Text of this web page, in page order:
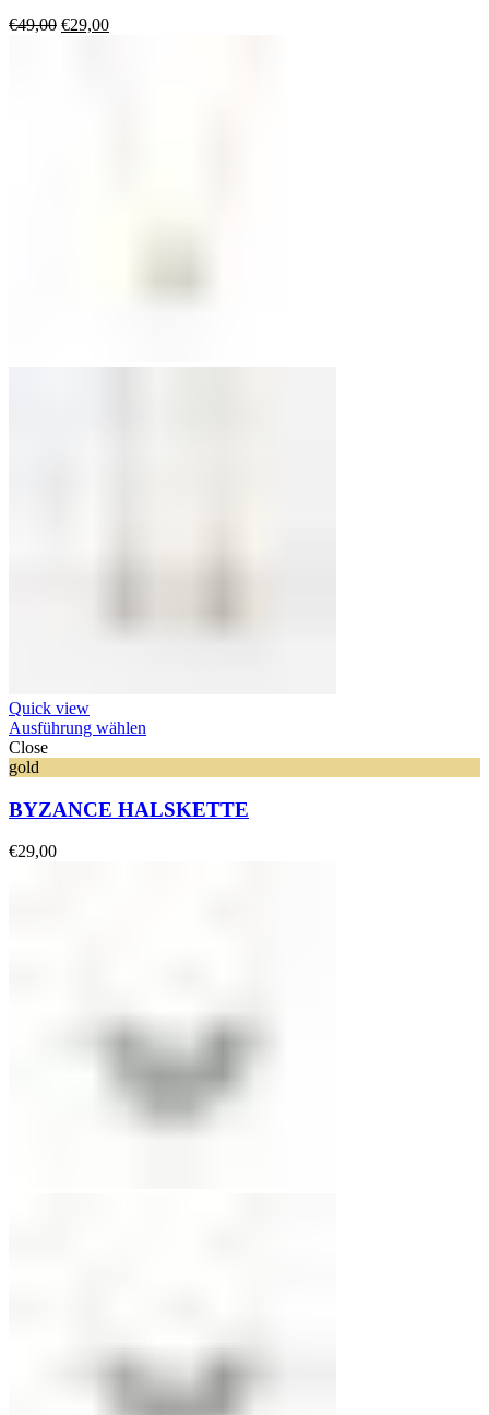
€49,00 Ursprünglicher
€29,00Aktueller
Quick view
Ausführung wählen
Close
gold
BYZANCE HALSKETTE
€29,00